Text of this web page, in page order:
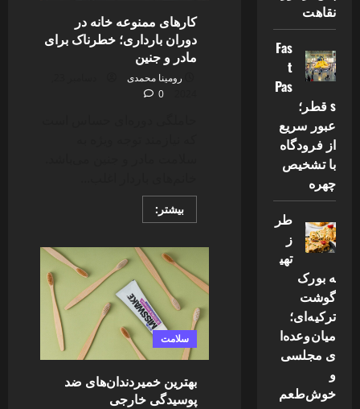
کارهای ممنوعه خانه در
دوران بارداری؛ خطرناک برای
مادر و جنین
رومینا محمدی
0
بیشتر:Read
more
ممنوعه
خانه
در
دوران
بارداری؛
خطرناک
برای
مادر
جنین
سلامت
بهترین خمیردندان‌های ضد
پوسیدگی خارجی
نقاهت
Fas
t
Pas
s قطر؛
عبور سریع
از فرودگاه
با تشخیص
چهره
طر
ز
تهی
ه بورک
گوشت
ترکیه‌ای؛
میان‌وعده‌ا
ی مجلسی
و
خوش‌طعم